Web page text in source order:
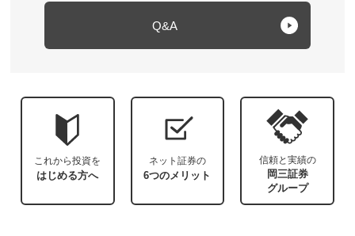
Q&A
これから投資を
はじめる方へ
ネット証券の
6つのメリット
信頼と実績の
岡三証券
グループ